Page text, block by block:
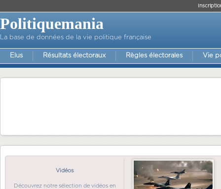
Politiquemania
La base de données de la vie politique française
Elus Résultats électoraux Règles électorales Vie
Vidéos
Découvrez notre sélection de vidéos en